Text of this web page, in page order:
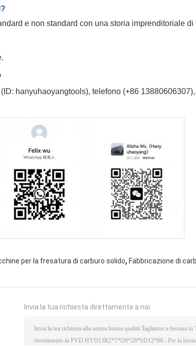
e non standard con una storia imprenditoriale di
hanyuhaoyangtools), telefono (+86
per la fresatura di carburo solido, Fabbricazione di
Invia la tua richiesta direttamente a noi